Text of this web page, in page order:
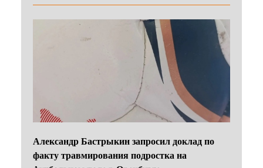
Александр Бастрыкин запросил доклад по
факту травмирования подростка на